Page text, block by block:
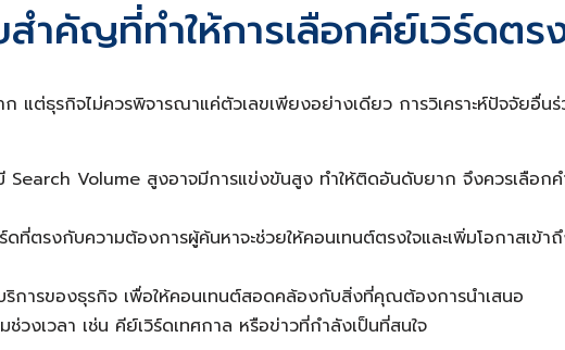
คัญที่ทำให้การเลือกคีย์เวิร์ดตร
ต่ธุรกิจไม่ควรพิจารณาแค่ตัวเลขเพียงอย่างเดียว การวิเคราะห์ปัจจัยอื่นร่
Search Volume สูงอาจมีการแข่งขันสูง ทำให้ติดอันดับยาก จึงควรเลือก
ดที่ตรงกับความต้องการผู้ค้นหาจะช่วยให้คอนเทนต์ตรงใจและเพิ่มโอกาสเข้า
การของธุรกิจ เพื่อให้คอนเทนต์สอดคล้องกับสิ่งที่คุณต้องการนำเสนอ
วงเวลา เช่น คีย์เวิร์ดเทศกาล หรือข่าวที่กำลังเป็นที่สนใจ